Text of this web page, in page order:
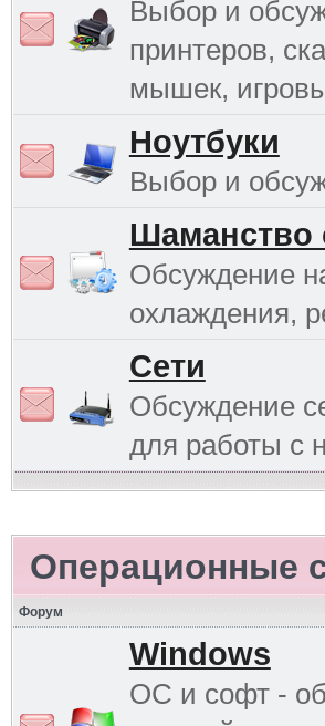
Выбор и
принтеров,
мышек,
Ноутбуки
Выбор и
Шаманство
Обсуждение
охлаждения,
Сети
Обсуждение
для работы с
Операционные
Форум
Windows
ОС и софт -